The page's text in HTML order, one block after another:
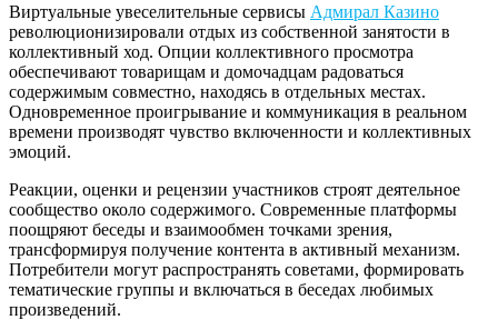
Виртуальные увеселительные сервисы Адмирал Казино
революционизировали отдых из собственной занятости в
коллективный ход. Опции коллективного просмотра
обеспечивают товарищам и домочадцам радоваться
содержимым совместно, находясь в отдельных местах.
Одновременное проигрывание и коммуникация в реальном
времени производят чувство включенности и коллективных
эмоций.
Реакции, оценки и рецензии участников строят деятельное
сообщество около содержимого. Современные платформы
поощряют беседы и взаимообмен точками зрения,
трансформируя получение контента в активный механизм.
Потребители могут распространять советами, формировать
тематические группы и включаться в беседах любимых
произведений.